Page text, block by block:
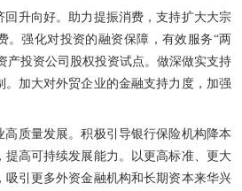
回升向好。助力提振消费，支持扩大大宗
。强化对投资的融资保障，有效服务“两
产投资公司股权投资试点。做深做实支持
加大对外贸企业的金融支持力度，加强
高质量发展。积极引导银行保险机构降本
提高可持续发展能力。以更高标准、更大
吸引更多外资金融机构和长期资本来华兴